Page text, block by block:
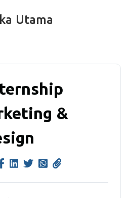
Utama
&